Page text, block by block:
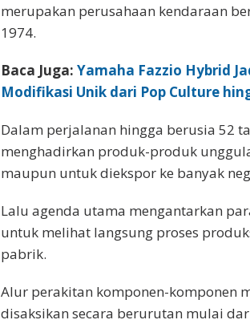
merupakan perusahaan kendaraan
1974.
Baca Juga:Yamaha Fazzio Hybrid
Modifikasi Unik dari Pop Culture
Dalam perjalanan hingga berusia 52
menghadirkan produk-produk
maupun untuk diekspor ke banyak
Lalu agenda utama mengantarkan
untuk melihat langsung proses
pabrik.
Alur perakitan komponen-komponen
disaksikan secara berurutan mulai